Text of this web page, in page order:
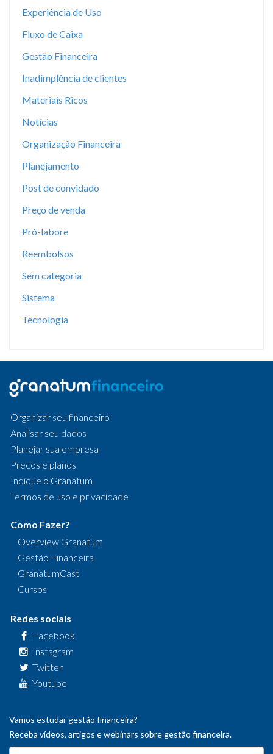
Experiência de Uso
Fluxo de Caixa
Gestão Financeira
Inadimplência de clientes
Materiais Ricos
Notícias
Organização Financeira
Planejamento
Post de convidado
Preço de venda
Pró-labore
Reembolsos
Sem categoria
Sistema
Tecnologia
Organizar seu financeiro
Analisar seu dados
Planejar sua empresa
Preços e planos
Indique o Granatum
Termos de uso e privacidade
Como Fazer?
Overview Granatum
Gestão Financeira
GranatumCast
Cursos
Redes sociais
Facebook
Instagram
Twitter
Youtube
Vamos estudar gestão financeira?
Receba vídeos, artigos e webinars sobre gestão financeira.